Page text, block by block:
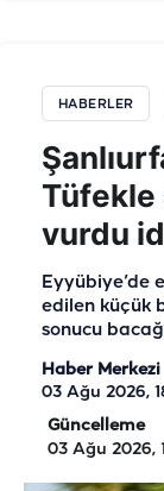
HABERLER
Tüfekle
vurdu
Eyyübiye’de
edilen küçük
sonucu
Haber Merkezi
03 Ağu 2026,
Güncelleme
03 Ağu 2026,